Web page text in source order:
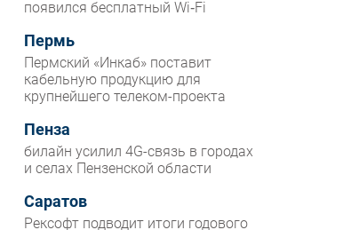
появился бесплатный Wi‑Fi
Пермь
Пермский «Инкаб» поставит
кабельную продукцию для
крупнейшего телеком-проекта
Пенза
билайн усилил 4G-связь в городах
и селах Пензенской области
Саратов
Рексофт подводит итоги годового